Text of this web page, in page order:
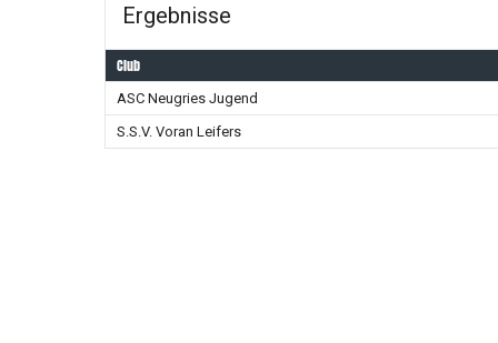
Ergebnisse
Club
ASC Neugries Jugend
S.S.V. Voran Leifers